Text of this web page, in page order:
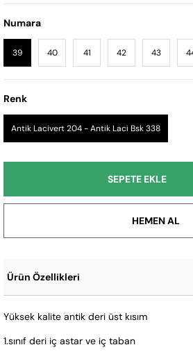
Numara
39 40 41 42 43
Renk
Antik Lacivert 204 - Antik Laci Bsk 338
Ürün Özellikleri
Yüksek kalite antik deri üst kısım
1.sınıf deri iç astar ve iç taban